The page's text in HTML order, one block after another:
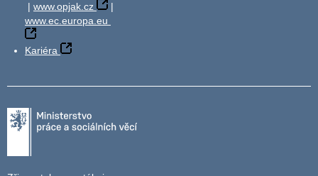
| www.opjak.cz
|
www.ec.europa.eu
Kariéra